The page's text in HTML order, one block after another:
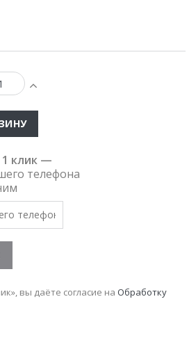
клик —
телефона
вы даёте согласие на Обработку